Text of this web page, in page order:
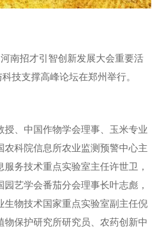
河南招才引智创新发展大会重要活
技支撑高峰论坛在郑州举行。
授、中国作物学会理事、玉米专业
农科院信息所农业监测预警中心主
务技术重点实验室主任许世卫，
艺学会番茄分会理事长叶志彪，
生物技术国家重点实验室副主任倪
物保护研究所研究员、农药创新中